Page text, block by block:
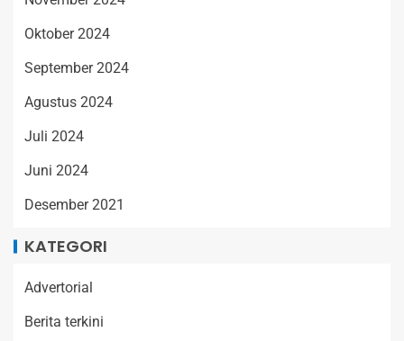
Oktober 2024
September 2024
Agustus 2024
Juli 2024
Juni 2024
Desember 2021
KATEGORI
Advertorial
Berita terkini